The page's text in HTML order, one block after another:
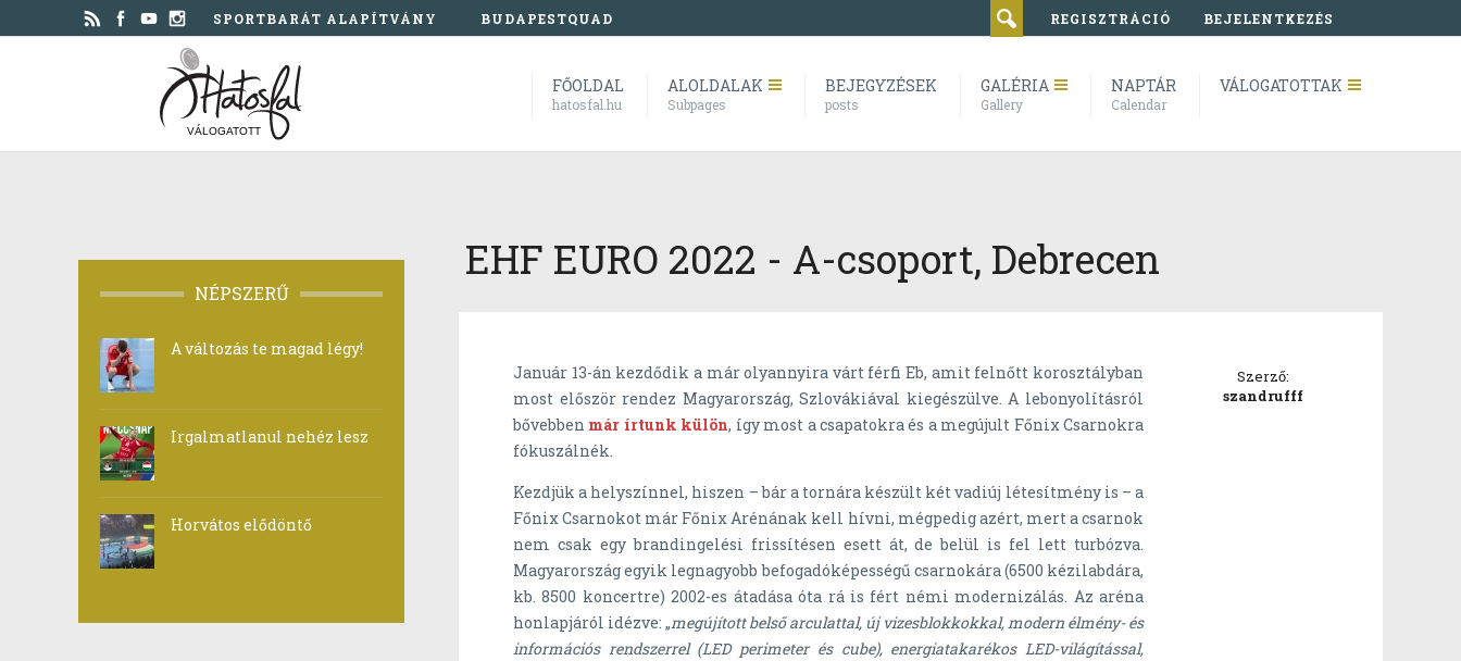
SPORTBARÁT ALAPÍTVÁNY BUDAPESTQUAD REGISZTRÁCIÓ BEJELENTKEZÉS
VÁLOGATOTT
FŐOLDAL
hatosfal.hu
ALOLDALAK
Subpages
BEJEGYZÉSEK
posts
GALÉRIA
Gallery
NAPTÁR
Calendar
VÁLOGATOTTAK
EHF EURO 2022 - A-csoport, Debrecen
Január 13-án kezdődik a már olyannyira várt férfi Eb, amit felnőtt korosztályban
most először rendez Magyarország, Szlovákiával kiegészülve. A lebonyolításról
bővebben már írtunk külön, így most a csapatokra és a megújult Főnix Csarnokra
fókuszálnék.
Kezdjük a helyszínnel, hiszen – bár a tornára készült két vadiúj létesítmény is – a
Főnix Csarnokot már Főnix Arénának kell hívni, mégpedig azért, mert a csarnok
nem csak egy brandingelési frissítésen esett át, de belül is fel lett turbózva.
Magyarország egyik legnagyobb befogadóképességű csarnokára (6500 kézilabdára,
kb. 8500 koncertre) 2002-es átadása óta rá is fért némi modernizálás. Az aréna
honlapjáról idézve: „megújított belső arculattal, új vizesblokkokkal, modern élmény- és
információs rendszerrel (LED perimeter és cube), energiatakarékos LED-világítással,
Szerző:
szandrufff
NÉPSZERŰ
A változás te magad légy!
Irgalmatlanul nehéz lesz
Horvátos elődöntő